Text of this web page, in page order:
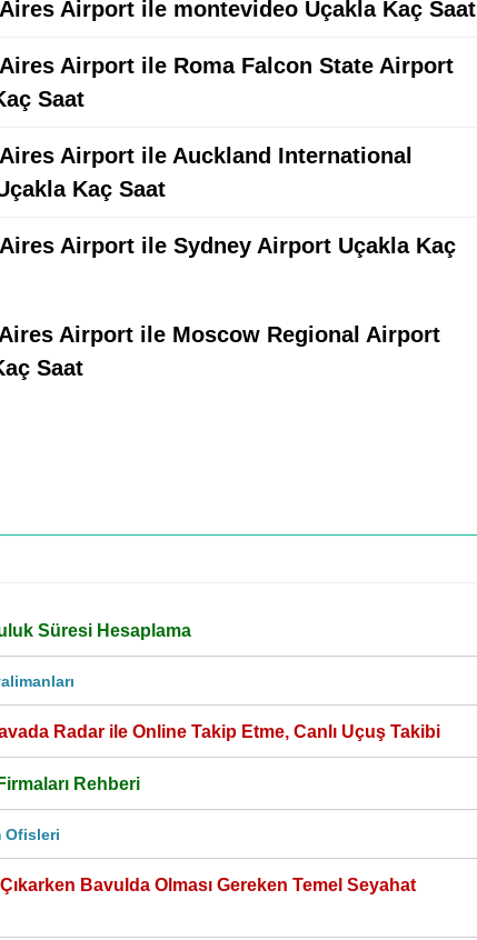
Airport ile montevideo Uçakla Kaç Saat
Airport ile Roma Falcon State Airport
Saat
Airport ile Auckland International
Kaç Saat
Airport ile Sydney Airport Uçakla Kaç
Airport ile Moscow Regional Airport
Saat
Süresi Hesaplama
Radar ile Online Takip Etme, Canlı Uçuş Takibi
Rehberi
Ofisleri
Bavulda Olması Gereken Temel Seyahat